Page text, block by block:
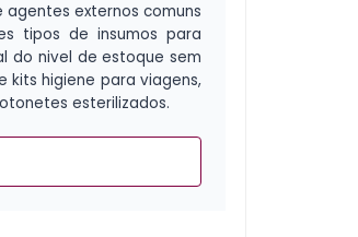
externos comuns
tipos de insumos para
do nivel de estoque sem
kits higiene para viagens,
esterilizados.